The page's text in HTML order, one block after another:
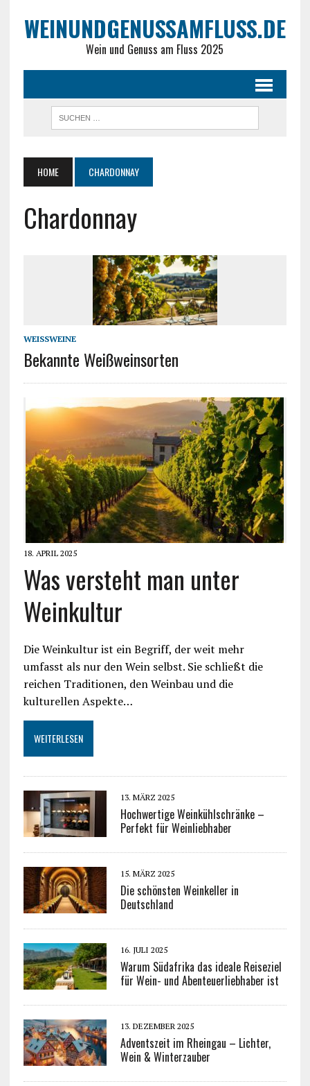
WEINUNDGENUSSAMFLUSS.DE
Wein und Genuss am Fluss 2025
HOME CHARDONNAY
Chardonnay
WEISSWEINE
Bekannte Weißweinsorten
18. APRIL 2025
Was versteht man unter
Weinkultur
Die Weinkultur ist ein Begriff, der weit mehr
umfasst als nur den Wein selbst. Sie schließt die
reichen Traditionen, den Weinbau und die
kulturellen Aspekte…
WEITERLESEN
13. MÄRZ 2025
Hochwertige Weinkühlschränke –
Perfekt für Weinliebhaber
15. MÄRZ 2025
Die schönsten Weinkeller in
Deutschland
16. JULI 2025
Warum Südafrika das ideale Reiseziel
für Wein- und Abenteuerliebhaber ist
13. DEZEMBER 2025
Adventszeit im Rheingau – Lichter,
Wein & Winterzauber